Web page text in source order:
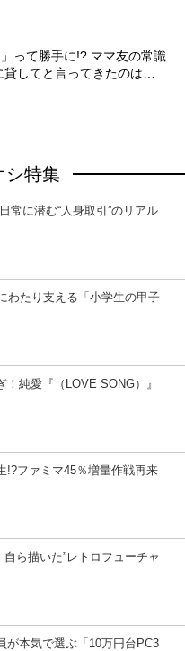
」って勝手に!? ママ友の常識
してと言ってきたのは…
シ特集
常に潜む“人身取引”のリアル
わたり支える「小学生の甲子
！純愛『（LOVE SONG）』
!?ファミマ45％増量作戦再来
ら描いた”レトロフューチャ
が本気で選ぶ「10万円台PC3